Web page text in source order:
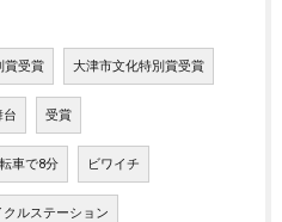
賞受賞 大津市文化特別賞受賞
台 受賞
車で8分 ビワイチ
クルステーション